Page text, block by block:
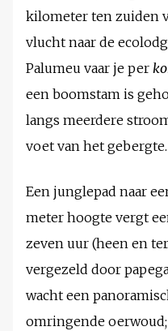
kilometer ten zuiden
vlucht naar de
Palumeu vaar je per
een boomstam is
langs meerdere
voet van het gebergte.
Een junglepad naar
meter hoogte vergt
zeven uur (heen en
vergezeld door
wacht een
omringende oerwoud;